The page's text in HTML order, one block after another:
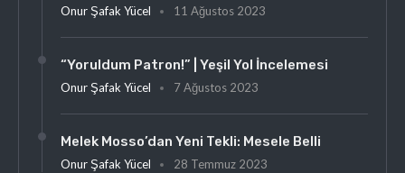
Onur Şafak Yücel 11 Ağustos 2023
“Yoruldum Patron!” | Yeşil Yol İncelemesi
Onur Şafak Yücel 7 Ağustos 2023
Melek Mosso’dan Yeni Tekli: Mesele Belli
Onur Şafak Yücel 28 Temmuz 2023